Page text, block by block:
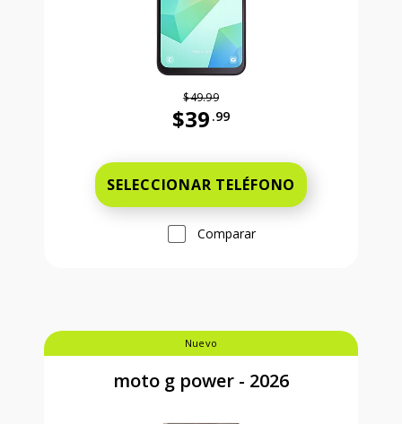
$49.99
$39 .99
SELECCIONAR TELÉFONO
Comparar
Nuevo
moto g power - 2026